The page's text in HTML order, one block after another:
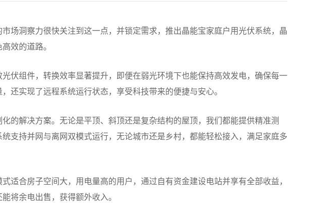
场洞察力很快关注到这一点，并锁定需求，推出晶能宝家庭户用光伏系统，晶
效的道路。
伏组件，转换效率显著提升，即便在弱光环境下也能保持高效发电，确保每一
还实现了远程系统运行状态，享受科技带来的便捷与安心。
的解决方案。无论是平顶、斜顶还是复杂结构的屋顶，我们都能提供精准测
支持并网与离网双模式运行，无论城市还是乡村，都能轻松接入，满足家庭多
合房子空间大，用电量高的用户，通过自有资金建设电站并享有全部收益，
将余电出售，获得额外收入。